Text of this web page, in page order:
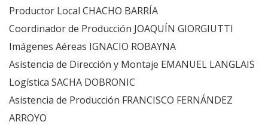
Productor Local CHACHO BARRÍA
Coordinador de Producción JOAQUÍN GIORGIUTTI
Imágenes Aéreas IGNACIO ROBAYNA
Asistencia de Dirección y Montaje EMANUEL LANGLAIS
Logística SACHA DOBRONIC
Asistencia de Producción FRANCISCO FERNÁNDEZ
ARROYO